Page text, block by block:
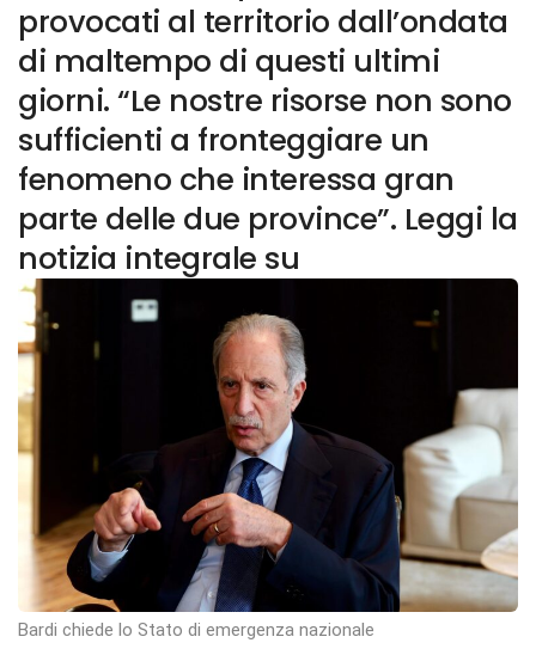
provocati al territorio dall’ondata
di maltempo di questi ultimi
giorni. “Le nostre risorse non sono
sufficienti a fronteggiare un
fenomeno che interessa gran
parte delle due province”. Leggi la
notizia integrale su
Bardi chiede lo Stato di emergenza nazionale